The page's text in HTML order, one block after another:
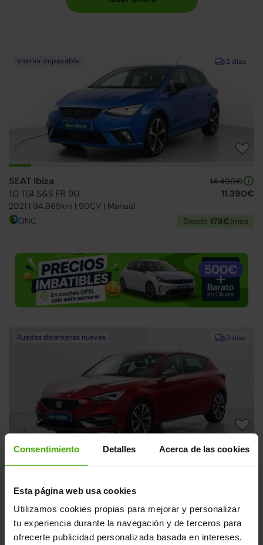
Consentimiento Detalles Acerca de las cookies
Esta página web usa cookies
Utilizamos cookies propias para mejorar y personalizar
tu experiencia durante la navegación y de terceros para
ofrecerte publicidad personalizada basada en intereses.
2 días
Interior impecable
SEAT Ibiza
1.0 TGI S&S FR 90
2021 | 94.965km | 90CV | Manual
14.490€
11.390€
GNC Desde 178€/mes
2 días
Ruedas delanteras nuevas
1.5 eTSI S&S FR DSG-7 150 18.190€
Mild hybrid
Ruedas delanteras nuevas